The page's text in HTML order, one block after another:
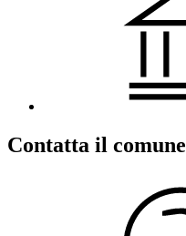
Contatta il comune